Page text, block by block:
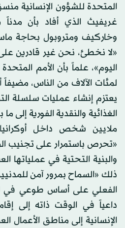
المتحدة للشؤون الإنسانية
غريفيث الذي أفاد بأن
وخاركيف ومتروبول بحاجة
«لا نخطئ، نحن غير قادرين
اليوم»، علماً بأن الأمم
لمئات الآلاف من الناس، مضيفاً
يعتزم إنشاء عمليات سلسلة
الغذائية والنقدية الفورية إلى
ملايين شخص داخل
«تحرص باستمرار على تجنيب
والبنية التحتية في عملياتها
ذلك «السماح بمرور آمن
الفعلي على أساس طوعي في
داعياً في الوقت ذاته إلى
الإنسانية إلى مناطق الأعمال